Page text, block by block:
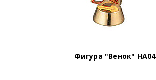
Фигура "Венок" HA04